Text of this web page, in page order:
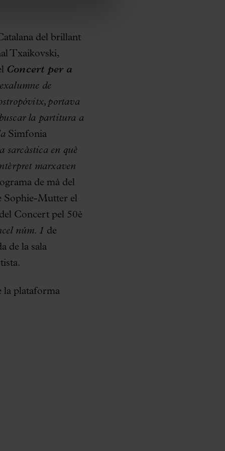
del brillant
Txaikovski,
Concert per a
de
portava
la partitura a
Simfonia
sarcàstica en què
marxaven
de mà del
Sophie-Mutter el
Concert pel 50è
núm. 1 de
de la sala
la plataforma